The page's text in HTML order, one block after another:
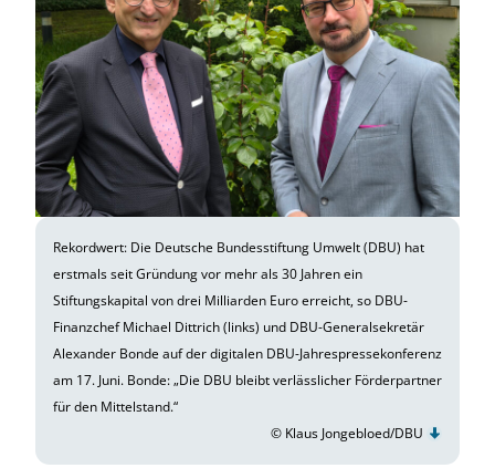
Rekordwert: Die Deutsche Bundesstiftung Umwelt (DBU) hat
erstmals seit Gründung vor mehr als 30 Jahren ein
Stiftungskapital von drei Milliarden Euro erreicht, so DBU-
Finanzchef Michael Dittrich (links) und DBU-Generalsekretär
Alexander Bonde auf der digitalen DBU-Jahrespressekonferenz
am 17. Juni. Bonde: „Die DBU bleibt verlässlicher Förderpartner
für den Mittelstand.“
© Klaus Jongebloed/DBU